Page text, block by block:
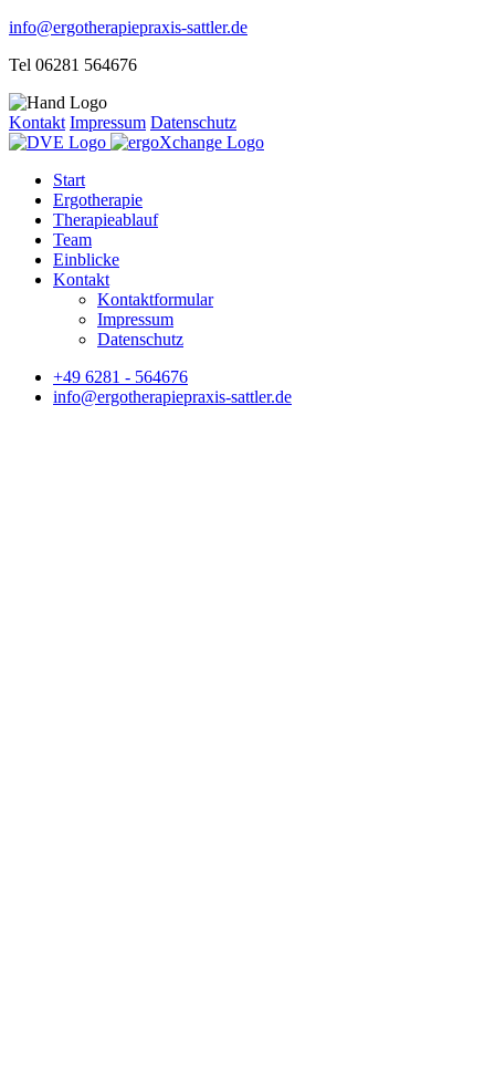
info@ergotherapiepraxis-sattler.de
Tel 06281 564676
Kontakt Impressum Datenschutz
Start
Ergotherapie
Therapieablauf
Team
Einblicke
Kontakt
Kontaktformular
Impressum
Datenschutz
+49 6281 - 564676
info@ergotherapiepraxis-sattler.de